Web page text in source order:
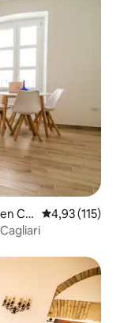
Ca
Calificación
4,93 (115)